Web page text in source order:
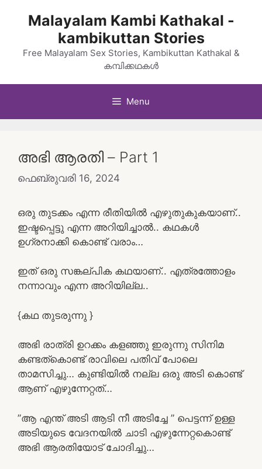
Malayalam Kambi Kathakal -
kambikuttan Stories
Free Malayalam Sex Stories, Kambikuttan Kathakal &
കമ്പിക്കഥകൾ
Menu
അഭി ആരതി – Part 1
ഫെബ്രുവരി 16, 2024
ഒരു തുടക്കം എന്ന രീതിയിൽ എഴുതുകുകയാണ്..
ഇഷ്ടപ്പെട്ടു എന്ന അറിയിച്ചാൽ.. കഥകൾ
ഉഗ്രനാക്കി കൊണ്ട് വരാം…
ഇത് ഒരു സങ്കല്പിക കഥയാണ്.. എത്രത്തോളം
നന്നാവും എന്ന അറിയില്ല..
{കഥ തുടരുന്നു }
അഭി രാത്രി ഉറക്കം കളഞ്ഞു ഇരുന്നു സിനിമ
കണ്ടത്കൊണ്ട് രാവിലെ പതിവ് പോലെ
താമസിച്ചു… കുണ്ടിയിൽ നല്ല ഒരു അടി കൊണ്ട്
ആണ് എഴുന്നേറ്റത്…
”ആ എന്ത് അടി ആടി നീ അടിച്ചേ ” പെട്ടന്ന് ഉള്ള
അടിയുടെ വേദനയിൽ ചാടി എഴുന്നേറ്റകൊണ്ട്
അഭി ആരതിയോട് ചോദിച്ചു…